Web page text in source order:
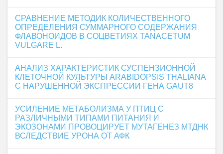
СРАВНЕНИЕ МЕТОДИК КОЛИЧЕСТВЕННОГО
ОПРЕДЕЛЕНИЯ СУММАРНОГО СОДЕРЖАНИЯ
ФЛАВОНОИДОВ В СОЦВЕТИЯХ TANACETUM
VULGARE L.
АНАЛИЗ ХАРАКТЕРИСТИК СУСПЕНЗИОННОЙ
КЛЕТОЧНОЙ КУЛЬТУРЫ ARABIDOPSIS THALIANA
С НАРУШЕННОЙ ЭКСПРЕССИИ ГЕНА GAUT8
УСИЛЕНИЕ МЕТАБОЛИЗМА У ПТИЦ С
РАЗЛИЧНЫМИ ТИПАМИ ПИТАНИЯ И
ЭКОЗОНАМИ ПРОВОЦИРУЕТ МУТАГЕНЕЗ МТДНК
ВСЛЕДСТВИЕ УРОНА ОТ АФК